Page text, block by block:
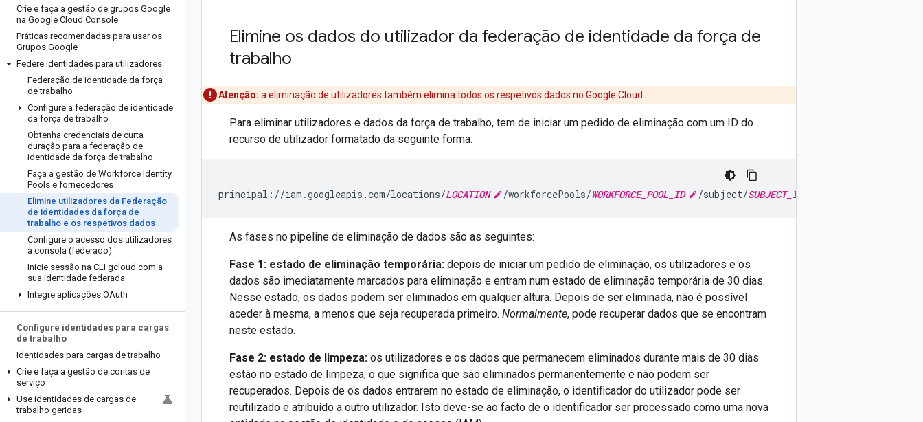
Crie e faça a gestão de grupos Google
na Google Cloud Console
Práticas recomendadas para usar os
Grupos Google
Federe identidades para utilizadores
Federação de identidade da força
de trabalho
Configure a federação de identidade
da força de trabalho
Obtenha credenciais de curta
duração para a federação de
identidade da força de trabalho
Faça a gestão de Workforce Identity
Pools e fornecedores
Elimine utilizadores da Federação
de identidades da força de
trabalho e os respetivos dados
Configure o acesso dos utilizadores
à consola (federado)
Inicie sessão na CLI gcloud com a
sua identidade federada
Integre aplicações OAuth
Configure identidades para cargas
de trabalho
Identidades para cargas de trabalho
Crie e faça a gestão de contas de
serviço
Use identidades de cargas de
trabalho geridas
Elimine os dados do utilizador da federação de identidade da força de
trabalho
Atenção: a eliminação de utilizadores também elimina todos os respetivos dados no Google Cloud.
Para eliminar utilizadores e dados da força de trabalho, tem de iniciar um pedido de eliminação com um ID do
recurso de utilizador formatado da seguinte forma:
principal://iam.googleapis.com/locations/LOCATION /workforcePools/WORKFORCE_POOL_ID /subject/SUBJECT_ID
As fases no pipeline de eliminação de dados são as seguintes:
Fase 1: estado de eliminação temporária: depois de iniciar um pedido de eliminação, os utilizadores e os
dados são imediatamente marcados para eliminação e entram num estado de eliminação temporária de 30 dias.
Nesse estado, os dados podem ser eliminados em qualquer altura. Depois de ser eliminada, não é possível
aceder à mesma, a menos que seja recuperada primeiro. Normalmente, pode recuperar dados que se encontram
neste estado.
Fase 2: estado de limpeza: os utilizadores e os dados que permanecem eliminados durante mais de 30 dias
estão no estado de limpeza, o que significa que são eliminados permanentemente e não podem ser
recuperados. Depois de os dados entrarem no estado de eliminação, o identificador do utilizador pode ser
reutilizado e atribuído a outro utilizador. Isto deve-se ao facto de o identificador ser processado como uma nova